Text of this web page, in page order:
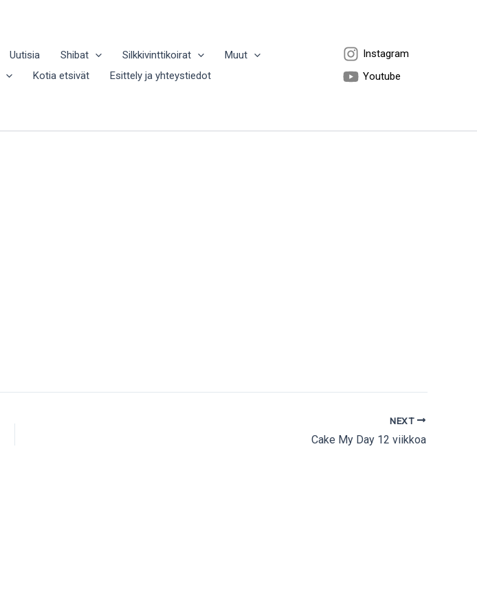
Uutisia Shibat Silkkivinttikoirat
Muut
Kotia etsivät Esittely ja yhteystiedot
Instagram
Youtube
NEXT
Cake My Day 12 viikkoa